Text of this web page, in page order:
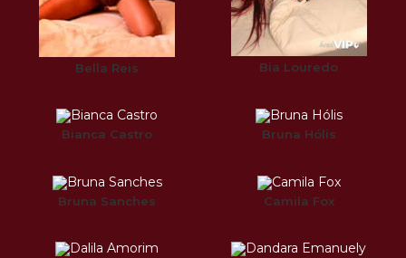
Bella Reis Bia Louredo
Bianca Castro Bruna Hólis
Bruna Sanches Camila Fox